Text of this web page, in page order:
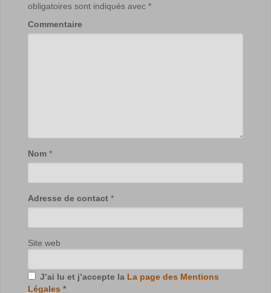
obligatoires sont indiqués avec *
Commentaire
Nom *
Adresse de contact *
Site web
J’ai lu et j’accepte la La page des Mentions
Légales *